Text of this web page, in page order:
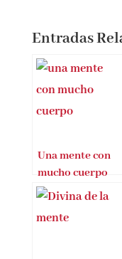
Una mente con